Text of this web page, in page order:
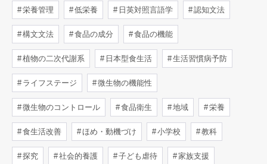
栄養管理 低栄養 日英対照言語学 認知文法
構文文法 食品の成分 食品の機能
植物の二次代謝系 日本型食生活 生活習慣病予防
ライフステージ 微生物の機能性
微生物のコントロール 食品衛生 地域 栄養
食生活改善 ほめ・動機づけ 小学校 教科
探究 社会的養護 子ども虐待 家族支援